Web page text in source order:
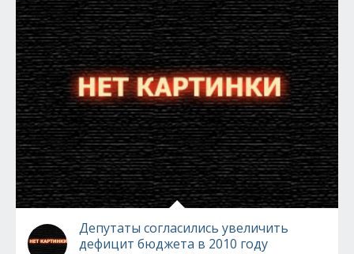
Депутаты согласились увеличить
дефицит бюджета в 2010 году